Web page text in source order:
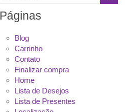
Páginas
Blog
Carrinho
Contato
Finalizar compra
Home
Lista de Desejos
Lista de Presentes